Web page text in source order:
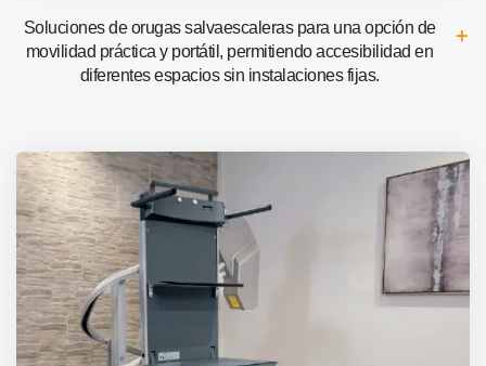
Soluciones de orugas salvaescaleras para una opción de
movilidad práctica y portátil, permitiendo accesibilidad en
diferentes espacios sin instalaciones fijas.